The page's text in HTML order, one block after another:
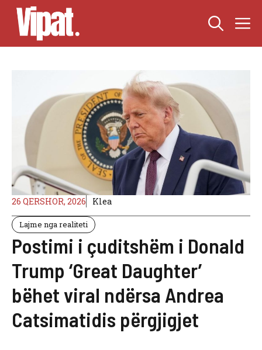
Skip
content
26 QERSHOR, 2026 Klea
Lajme nga realiteti
Postimi i çuditshëm i Donald
Trump ‘Great Daughter’
bëhet viral ndërsa Andrea
Catsimatidis përgjigjet